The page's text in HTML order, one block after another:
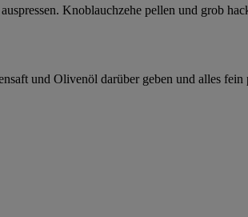
Knoblauchzehe pellen und grob
und Olivenöl darüber geben und alles fein